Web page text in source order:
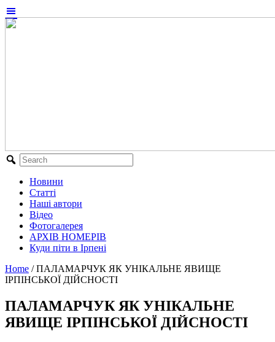
Новини
Статті
Наші автори
Відео
Фотогалерея
АРХІВ НОМЕРІВ
Куди піти в Ірпені
Home / ПАЛАМАРЧУК ЯК УНІКАЛЬНЕ ЯВИЩЕ
ІРПІНСЬКОЇ ДІЙСНОСТІ
ПАЛАМАРЧУК ЯК УНІКАЛЬНЕ
ЯВИЩЕ ІРПІНСЬКОЇ ДІЙСНОСТІ